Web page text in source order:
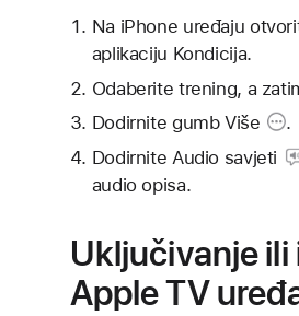
Na iPhone uređaju
aplikaciju Kondicija.
Odaberite trening, a
Dodirnite gumb Više
.
Dodirnite Audio savjeti
audio opisa.
Uključivanje
Apple TV